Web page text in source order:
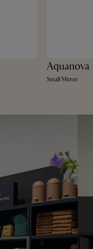
Aquanova
Small Mirror